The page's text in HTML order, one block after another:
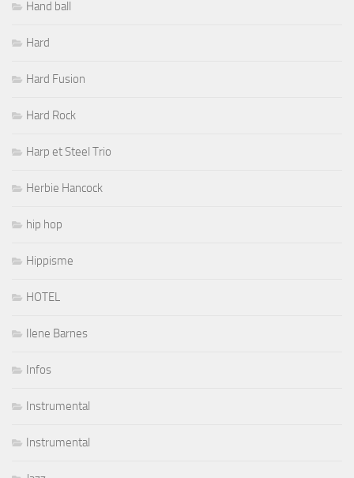
Hand ball
Hard
Hard Fusion
Hard Rock
Harp et Steel Trio
Herbie Hancock
hip hop
Hippisme
HOTEL
Ilene Barnes
Infos
Instrumental
Instrumental